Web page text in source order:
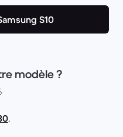
S10
modèle ?
.
.